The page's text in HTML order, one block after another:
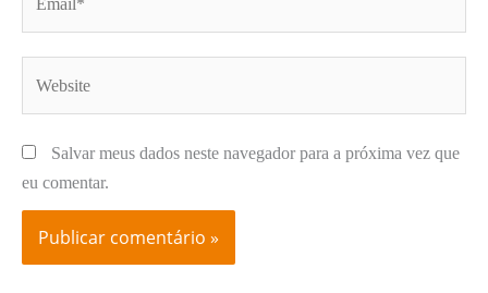
Salvar meus dados neste navegador para a próxima vez que
eu comentar.